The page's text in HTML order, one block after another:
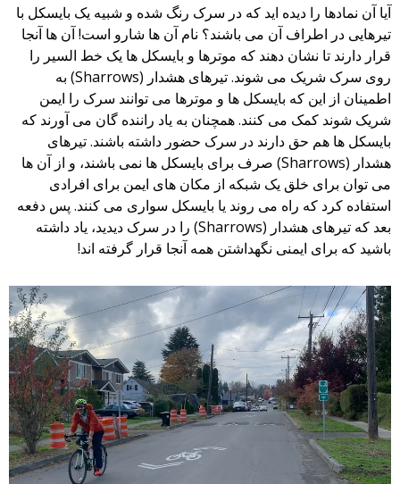
آیا آن نمادها را دیده اید که در سرک رنگ شده و شبیه یک بایسکل با
تیرهایی در اطراف آن می باشند؟ نام آن ها شارو است! آن ها آنجا
قرار دارند تا نشان دهند که موترها و بایسکل ها یک خط السیر را
روی سرک شریک می شوند. تیرهای هشدار (Sharrows) به
اطمینان از این که بایسکل ها و موترها می توانند سرک را ایمن
شریک شوند کمک می کنند. همچنان به یاد راننده گان می آورند که
بایسکل ها هم حق دارند در سرک حضور داشته باشند. تیرهای
هشدار (Sharrows) صرف برای بایسکل ها نمی باشند، و از آن ها
می توان برای خلق یک شبکه از مکان های ایمن برای افرادی
استفاده کرد که راه می روند یا بایسکل سواری می کنند. پس دفعه
بعد که تیرهای هشدار (Sharrows) را در سرک دیدید، یاد داشته
باشید که برای ایمنی نگهداشتن همه آنجا قرار گرفته اند!